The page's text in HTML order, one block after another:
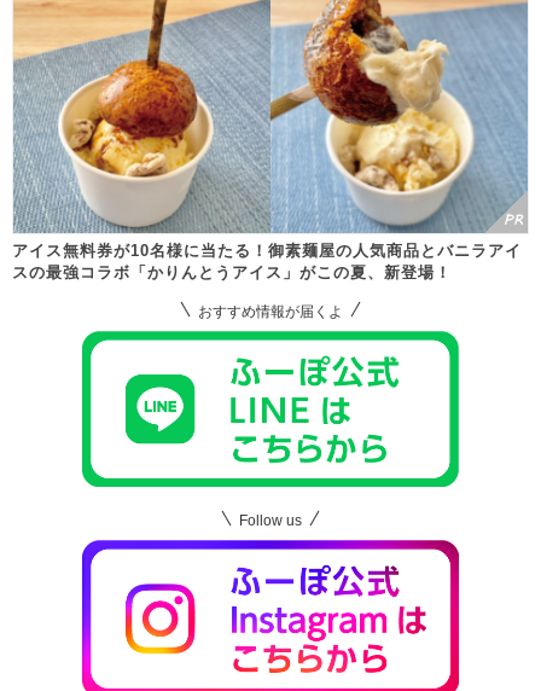
アイス無料券が10名様に当たる！御素麺屋の人気商品とバニラアイ
スの最強コラボ「かりんとうアイス」がこの夏、新登場！
おすすめ情報が届くよ
Follow us